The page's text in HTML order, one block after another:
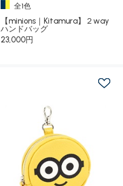
全1色
【minions｜Kitamura】２way
ハンドバッグ
23,000円